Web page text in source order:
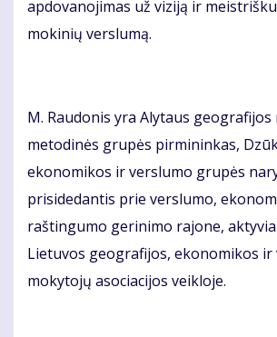
apdovanojimas už viziją ir
mokinių verslumą.
M. Raudonis yra Alytaus
metodinės grupės pirmininkas,
ekonomikos ir verslumo grupės
prisidedantis prie verslumo,
raštingumo gerinimo rajone,
Lietuvos geografijos, ekonomikos ir
mokytojų asociacijos veikloje.